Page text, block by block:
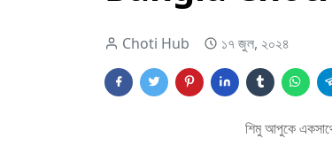
Choti Hub ১৭ জুল, ২০২৪
শিমু আপুকে